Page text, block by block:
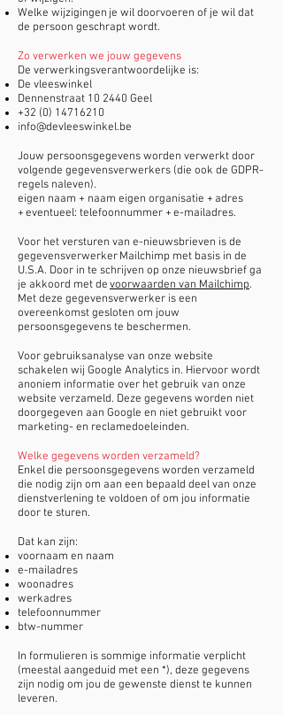
Welke wijzigingen je wil doorvoeren of je wil dat
de persoon geschrapt wordt.
Zo verwerken we jouw gegevens
De verwerkingsverantwoordelijke is:
De vleeswinkel
Dennenstraat 10 2440 Geel
+32 (0) 14716210
info@devleeswinkel.be
Jouw persoonsgegevens worden verwerkt door
volgende gegevensverwerkers (die ook de GDPR-
regels naleven).
eigen naam + naam eigen organisatie + adres
+ eventueel: telefoonnummer + e-mailadres.
Voor het versturen van e-nieuwsbrieven is de
gegevensverwerker Mailchimp met basis in de
U.S.A. Door in te schrijven op onze nieuwsbrief ga
je akkoord met devoorwaarden van Mailchimp.
Met deze gegevensverwerker is een
overeenkomst gesloten om jouw
persoonsgegevens te beschermen.
Voor gebruiksanalyse van onze website
schakelen wij Google Analytics in. Hiervoor wordt
anoniem informatie over het gebruik van onze
website verzameld. Deze gegevens worden niet
doorgegeven aan Google en niet gebruikt voor
marketing- en reclamedoeleinden.
Welke gegevens worden verzameld?
Enkel die persoonsgegevens worden verzameld
die nodig zijn om aan een bepaald deel van onze
dienstverlening te voldoen of om jou informatie
door te sturen.
Dat kan zijn:
voornaam en naam
e-mailadres
woonadres
werkadres
telefoonnummer
btw-nummer
In formulieren is sommige informatie verplicht
(meestal aangeduid met een *), deze gegevens
zijn nodig om jou de gewenste dienst te kunnen
leveren.